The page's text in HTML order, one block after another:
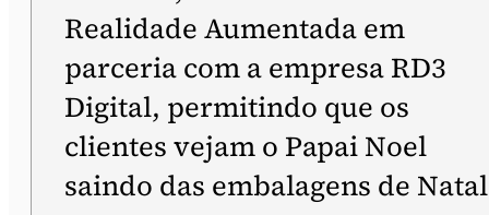
Realidade Aumentada em
parceria com a empresa RD3
Digital, permitindo que os
clientes vejam o Papai Noel
saindo das embalagens de